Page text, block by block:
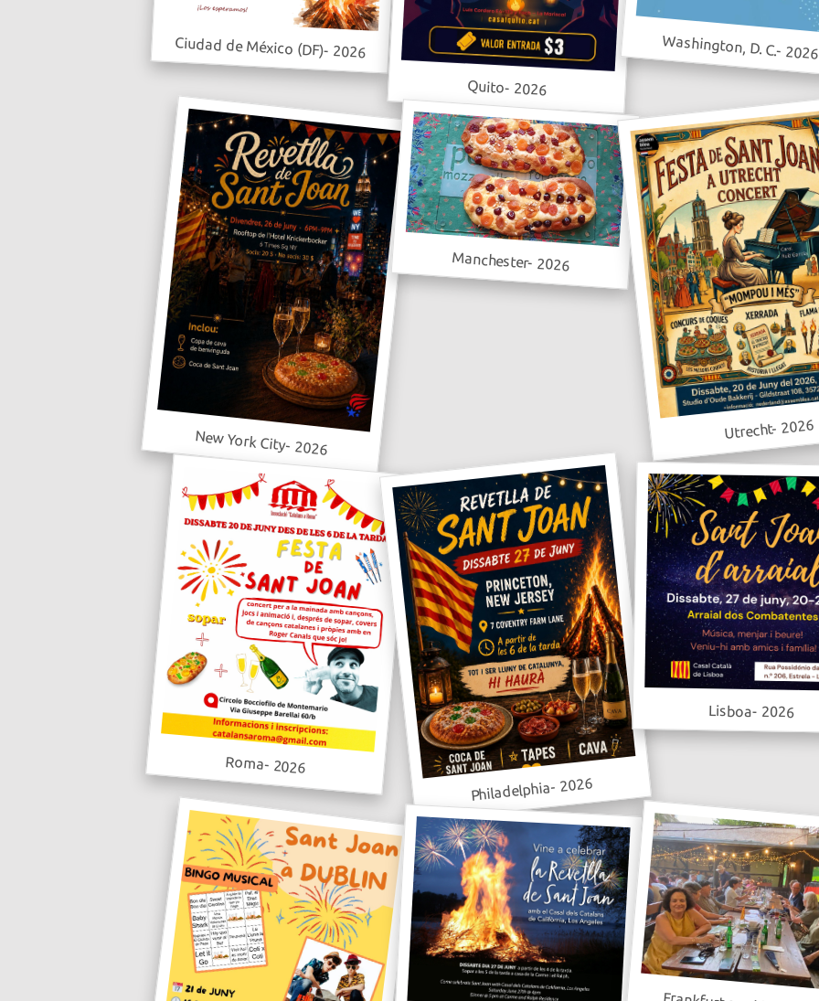
Ciudad de México (DF)- 2026
Quito- 2026
Washington, D. C.- 2026
New York City- 2026
Manchester- 2026
Utrecht- 2026
Roma- 2026
Philadelphia- 2026
Lisboa- 2026